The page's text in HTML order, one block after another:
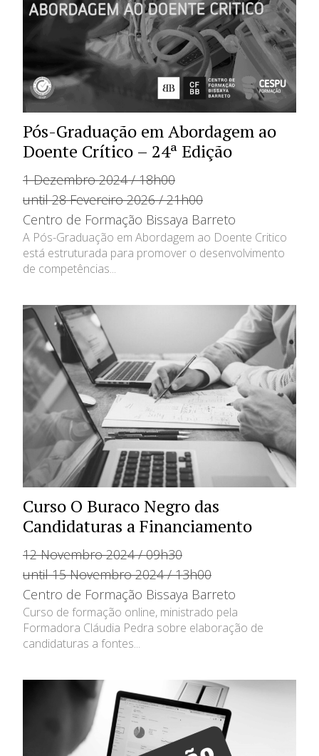
Pós-Graduação em Abordagem ao
Doente Crítico – 24ª Edição
1 Dezembro 2024 / 18h00
until 28 Fevereiro 2026 / 21h00
Centro de Formação Bissaya Barreto
A Pós-Graduação em Abordagem ao Doente Critico
está estruturada para promover o desenvolvimento
de competências...
Curso O Buraco Negro das
Candidaturas a Financiamento
12 Novembro 2024 / 09h30
until 15 Novembro 2024 / 13h00
Centro de Formação Bissaya Barreto
Curso de formação online, ministrado pela
Formadora Cláudia Pedra sobre elaboração de
candidaturas a fontes...